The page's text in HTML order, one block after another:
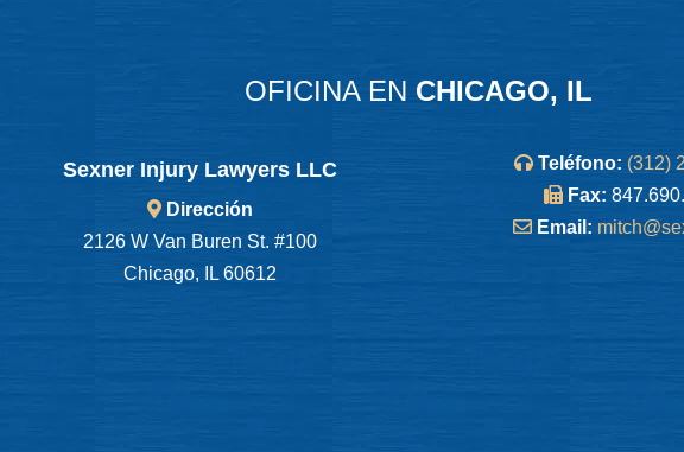
OFICINA EN CHICAGO, IL
Sexner Injury Lawyers LLC
Dirección
2126 W Van Buren St. #100
Chicago, IL 60612
Teléfono: (312)
Fax:
Email: